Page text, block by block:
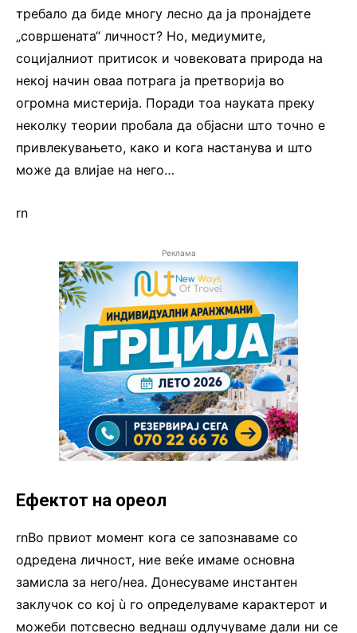
требало да биде многу лесно да ја пронајдете
„совршената“ личност? Но, медиумите,
социјалниот притисок и човековата природа на
некој начин оваа потрага ја претворија во
огромна мистерија. Поради тоа науката преку
неколку теории пробала да објасни што точно е
привлекувањето, како и кога настанува и што
може да влијае на него…
rn
Реклама
Ефектот на ореол
rnВо првиот момент кога се запознаваме со
одредена личност, ние веќе имаме основна
замисла за него/неа. Донесуваме инстантен
заклучок со кој ù го определуваме карактерот и
можеби потсвесно веднаш одлучуваме дали ни се